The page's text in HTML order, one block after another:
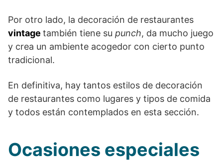
Por otro lado, la decoración de restaurantes
vintage también tiene su punch, da mucho juego
y crea un ambiente acogedor con cierto punto
tradicional.
En definitiva, hay tantos estilos de decoración
de restaurantes como lugares y tipos de comida
y todos están contemplados en esta sección.
Ocasiones especiales